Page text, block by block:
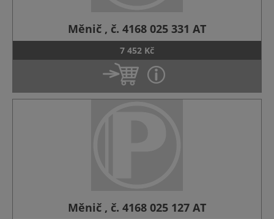
Měnič , č. 4168 025 331 AT
7 452 Kč
Měnič , č. 4168 025 127 AT